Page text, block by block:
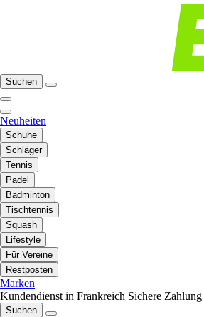
Suchen
Neuheiten
Schuhe
Schläger
Tennis
Padel
Badminton
Tischtennis
Squash
Lifestyle
Für Vereine
Restposten
Marken
Kundendienst in Frankreich Sichere Zahlung
Suchen